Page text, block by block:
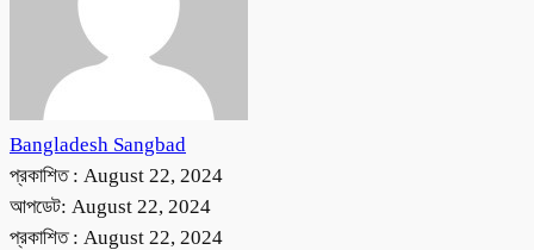
Bangladesh Sangbad
প্রকাশিত : August 22, 2024
আপডেট: August 22, 2024
প্রকাশিত : August 22, 2024